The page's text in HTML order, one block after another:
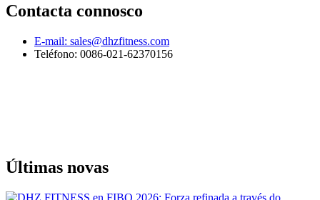
Contacta connosco
E-mail: sales@dhzfitness.com
Teléfono: 0086-021-62370156
Últimas novas